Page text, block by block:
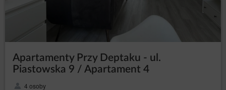
Apartamenty Przy Deptaku - ul.
Piastowska 9 / Apartament 4
4 osoby